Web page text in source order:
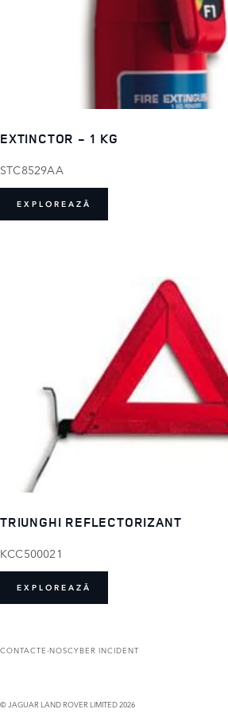
EXTINCTOR - 1 KG
STC8529AA
EXPLOREAZĂ
TRIUNGHI REFLECTORIZANT
KCC500021
EXPLOREAZĂ
CONTACTE-NOSCYBER INCIDENT
© JAGUAR LAND ROVER LIMITED 2026